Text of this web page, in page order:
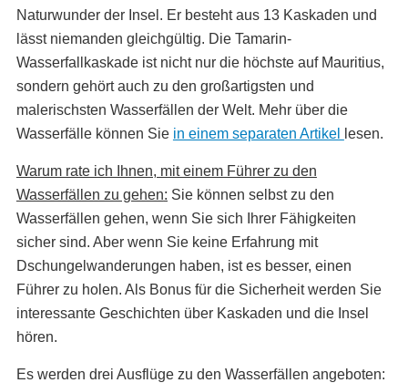
Naturwunder der Insel. Er besteht aus 13 Kaskaden und
lässt niemanden gleichgültig. Die Tamarin-
Wasserfallkaskade ist nicht nur die höchste auf Mauritius,
sondern gehört auch zu den großartigsten und
malerischsten Wasserfällen der Welt. Mehr über die
Wasserfälle können Sie in einem separaten Artikel lesen.
Warum rate ich Ihnen, mit einem Führer zu den
Wasserfällen zu gehen: Sie können selbst zu den
Wasserfällen gehen, wenn Sie sich Ihrer Fähigkeiten
sicher sind. Aber wenn Sie keine Erfahrung mit
Dschungelwanderungen haben, ist es besser, einen
Führer zu holen. Als Bonus für die Sicherheit werden Sie
interessante Geschichten über Kaskaden und die Insel
hören.
Es werden drei Ausflüge zu den Wasserfällen angeboten: